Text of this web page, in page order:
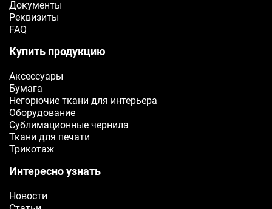
Документы
Реквизиты
FAQ
Купить продукцию
Аксессуары
Бумага
Негорючие ткани для интерьера
Оборудование
Сублимационные чернила
Ткани для печати
Трикотаж
Интересно узнать
Новости